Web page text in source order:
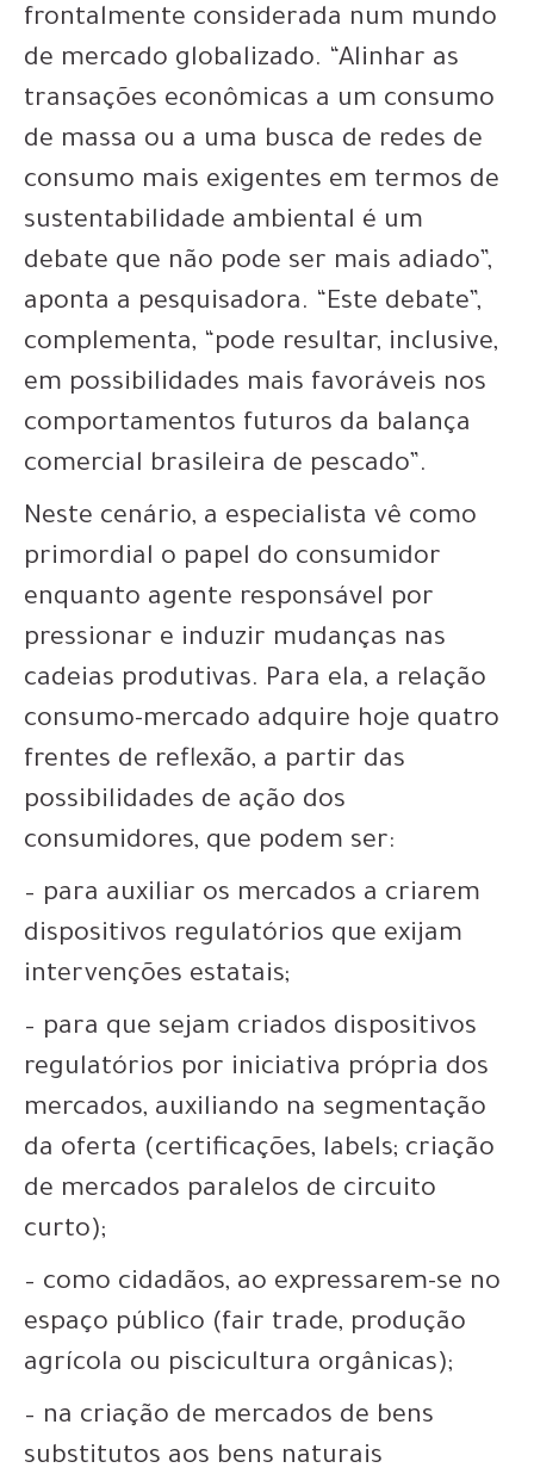
frontalmente considerada num mundo
de mercado globalizado. “Alinhar as
transações econômicas a um consumo
de massa ou a uma busca de redes de
consumo mais exigentes em termos de
sustentabilidade ambiental é um
debate que não pode ser mais adiado”,
aponta a pesquisadora. “Este debate”,
complementa, “pode resultar, inclusive,
em possibilidades mais favoráveis nos
comportamentos futuros da balança
comercial brasileira de pescado”.
Neste cenário, a especialista vê como
primordial o papel do consumidor
enquanto agente responsável por
pressionar e induzir mudanças nas
cadeias produtivas. Para ela, a relação
consumo-mercado adquire hoje quatro
frentes de reflexão, a partir das
possibilidades de ação dos
consumidores, que podem ser:
– para auxiliar os mercados a criarem
dispositivos regulatórios que exijam
intervenções estatais;
– para que sejam criados dispositivos
regulatórios por iniciativa própria dos
mercados, auxiliando na segmentação
da oferta (certificações, labels; criação
de mercados paralelos de circuito
curto);
– como cidadãos, ao expressarem-se no
espaço público (fair trade, produção
agrícola ou piscicultura orgânicas);
– na criação de mercados de bens
substitutos aos bens naturais